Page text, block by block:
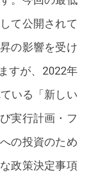
て公開されて
の影響を受け
すが、2022年
いる「新しい
実行計画・フ
の投資のため
政策決定事項